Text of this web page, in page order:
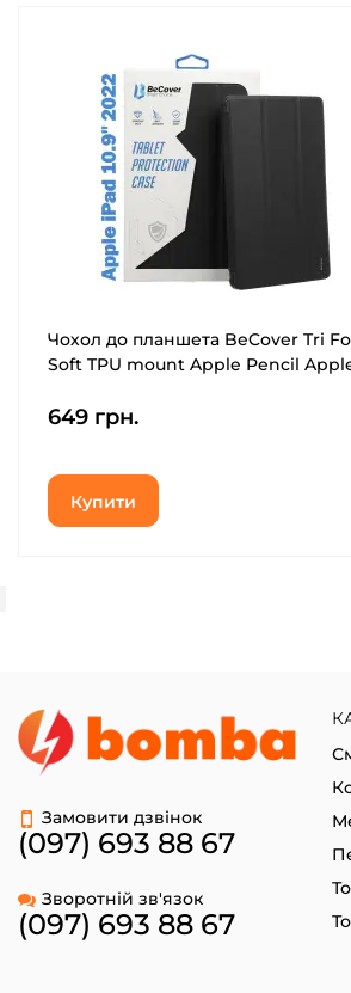
Чохол до планшета BeCover Tri
Soft TPU mount Apple Pencil
(708459)
649 грн.
Купити
Замовити дзвінок
(097) 693 88 67
Зворотній зв'язок
(097) 693 88 67